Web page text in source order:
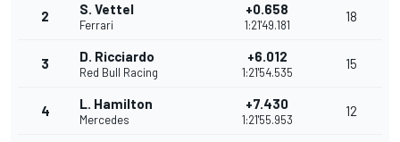
2 S. Vettel
Ferrari
+0.658
1:21'49.181
18
3 D. Ricciardo
Red Bull Racing
+6.012
1:21'54.535
15
4 L. Hamilton
Mercedes
+7.430
1:21'55.953
12